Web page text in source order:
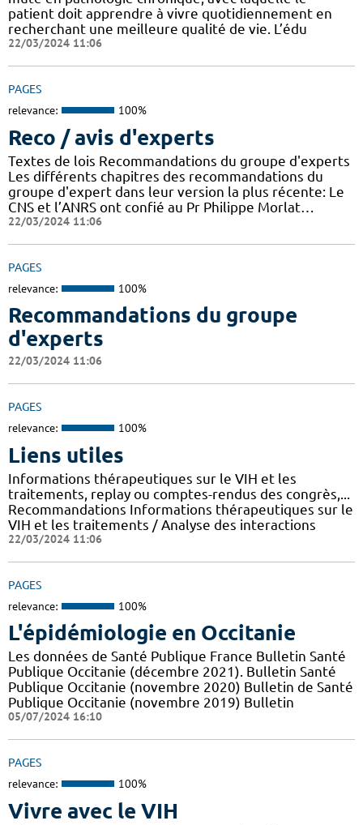
patient doit apprendre à vivre quotidiennement en
recherchant une meilleure qualité de vie. L’édu
22/03/2024 11:06
PAGES
relevance: 100%
Reco / avis d'experts
Textes de lois Recommandations du groupe d'experts
Les différents chapitres des recommandations du
groupe d'expert dans leur version la plus récente: Le
CNS et l’ANRS ont confié au Pr Philippe Morlat…
22/03/2024 11:06
PAGES
relevance: 100%
Recommandations du groupe
d'experts
22/03/2024 11:06
PAGES
relevance: 100%
Liens utiles
Informations thérapeutiques sur le VIH et les
traitements, replay ou comptes-rendus des congrès,...
Recommandations Informations thérapeutiques sur le
VIH et les traitements / Analyse des interactions
22/03/2024 11:06
PAGES
relevance: 100%
L'épidémiologie en Occitanie
Les données de Santé Publique France Bulletin Santé
Publique Occitanie (décembre 2021). Bulletin Santé
Publique Occitanie (novembre 2020) Bulletin de Santé
Publique Occitanie (novembre 2019) Bulletin
05/07/2024 16:10
PAGES
relevance: 100%
Vivre avec le VIH